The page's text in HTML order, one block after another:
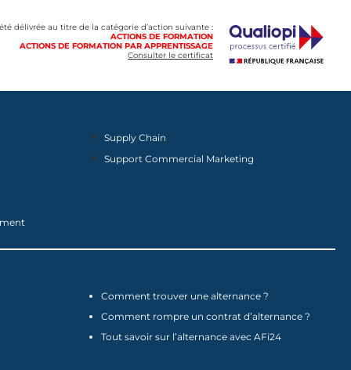
délivrée au titre de la catégorie d’action suivante :
ACTIONS DE FORMATION
ACTIONS DE FORMATION PAR APPRENTISSAGE
Consulter le certificat
Supply Chain
Support Commercial Marketing
Comment trouver une alternance ?
Comment rompre un contrat d’alternance ?
Tout savoir sur l’alternance avec AFi24